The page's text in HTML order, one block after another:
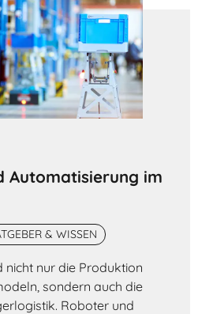
Automatisierung im
& WISSEN
nicht nur die Produktion
sondern auch die
Roboter und